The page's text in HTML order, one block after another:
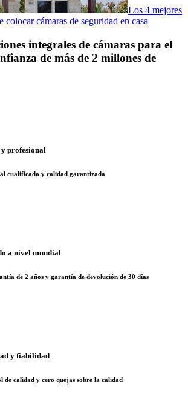
Los 4 mejores
colocar cámaras de seguridad en casa
integrales de cámaras para el
de más de 2 millones de
profesional
cualificado y calidad garantizada
a nivel mundial
de 2 años y garantía de devolución de 30 días
y fiabilidad
de calidad y cero quejas sobre la calidad